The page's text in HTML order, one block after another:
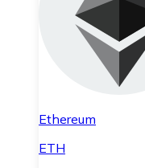
Ethereum
ETH